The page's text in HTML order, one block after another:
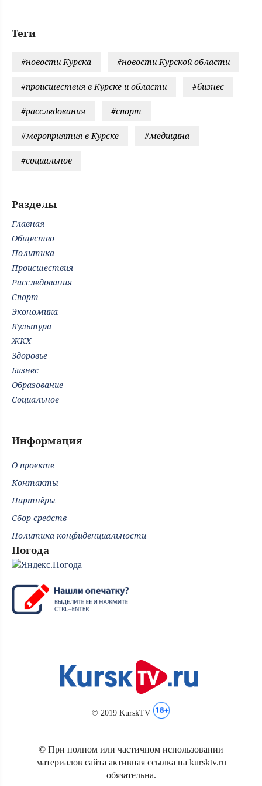
Теги
#новости Курска #новости Курской области
#происшествия в Курске и области #бизнес
#расследования #спорт
#мероприятия в Курске #медицина
#социальное
Разделы
Главная
Общество
Политика
Происшествия
Расследования
Спорт
Экономика
Культура
ЖКХ
Здоровье
Бизнес
Образование
Социальное
Информация
О проекте
Контакты
Партнёры
Сбор средств
Политика конфиденциальности
Погода
© 2019 KurskTV
© При полном или частичном использовании
материалов сайта активная ссылка на kursktv.ru
обязательна.